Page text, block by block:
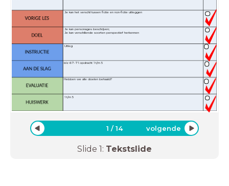
Je kan het verschil tussen fictie en non-fictie uitleggen
Je kan personages beschrijven;
Je kan verschillende soorten perspectief herkennen
Uitleg
blz 67-71 opdracht 1 t/m 5
Hebben we alle doelen behaald?
1 t/m 5
1 /14 volgende
Slide 1: Tekstslide